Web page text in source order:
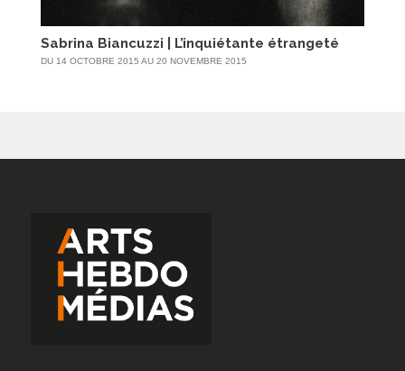
Sabrina Biancuzzi | L’inquiétante étrangeté
DU 14 OCTOBRE 2015 AU 20 NOVEMBRE 2015